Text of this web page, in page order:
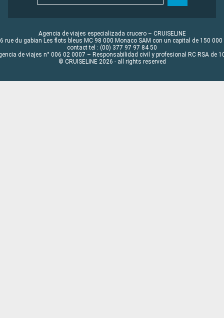
Agencia de viajes especializada crucero – CRUISELINE
rue du gabian Les flots bleus MC 98 000 Monaco SAM con un capital de 150 000
contact tel : (00) 377 97 97 84 50
de viajes n° 006 02 0007 – Responsabilidad civil y profesional RC RSA de
© CRUISELINE 2026 - all rights reserved